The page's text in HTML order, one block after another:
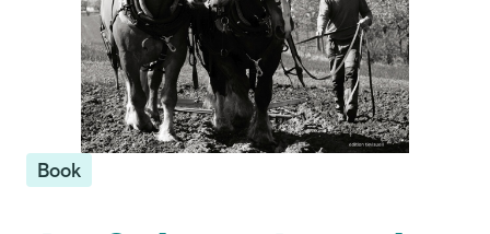
Book